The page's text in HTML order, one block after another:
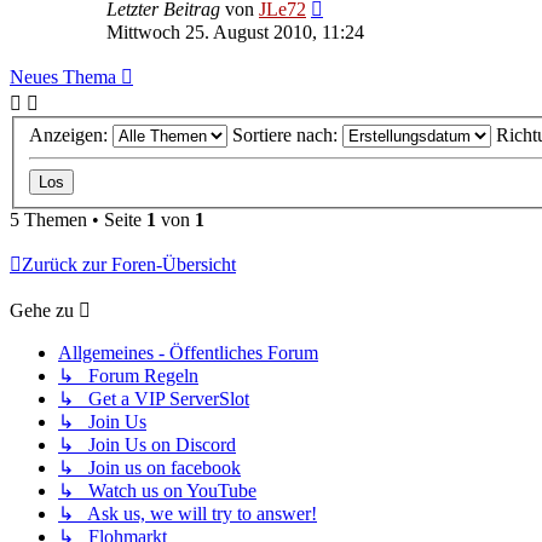
Letzter Beitrag von JLe72
Mittwoch 25. August 2010, 11:24
Neues Thema
Anzeigen: Sortiere nach:
5 Themen • Seite 1 von 1
Zurück zur Foren-Übersicht
Gehe zu
Allgemeines - Öffentliches Forum
↳ Forum Regeln
↳ Get a VIP ServerSlot
↳ Join Us
↳ Join Us on Discord
↳ Join us on facebook
↳ Watch us on YouTube
↳ Ask us, we will try to answer!
↳ Flohmarkt